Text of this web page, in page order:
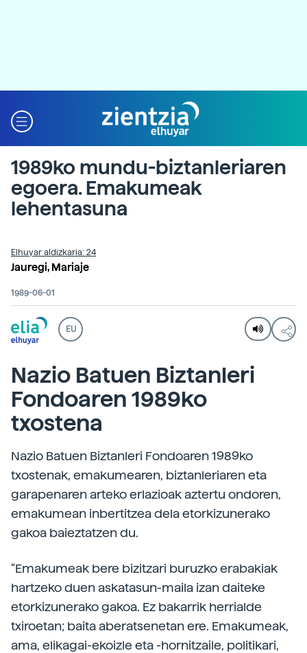
1989ko mundu-biztanleriaren
egoera. Emakumeak
lehentasuna
Elhuyar aldizkaria: 24
Jauregi, Mariaje
1989-06-01
EU
Nazio Batuen Biztanleri
Fondoaren 1989ko
txostena
Nazio Batuen Biztanleri Fondoaren 1989ko
txostenak, emakumearen, biztanleriaren eta
garapenaren arteko erlazioak aztertu ondoren,
emakumean inbertitzea dela etorkizunerako
gakoa baieztatzen du.
“Emakumeak bere bizitzari buruzko erabakiak
hartzeko duen askatasun-maila izan daiteke
etorkizunerako gakoa. Ez bakarrik herrialde
txiroetan; baita aberatsenetan ere. Emakumeak,
ama, elikagai-ekoizle eta -hornitzaile, politikari,